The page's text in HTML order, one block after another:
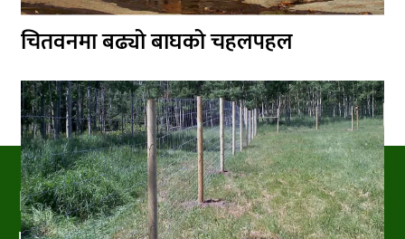
चितवनमा बढ्यो बाघको चहलपहल
PRAKRITIPRESS